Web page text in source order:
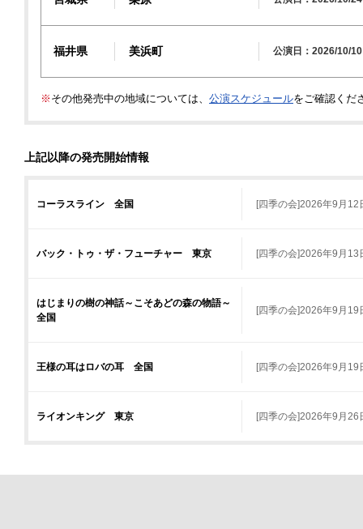
福井県 美浜町 公演日：2026/10/10
※ その他発売中の地域については、 公演スケジュールをご確認くだ
上記以降の発売開始情報
コーラスライン 全国 [四季の会]2026年9月12
バック・トゥ・ザ・フューチャー 東京 [四季の会]2026年9月13
はじまりの樹の神話～こそあどの森の物語～
全国
[四季の会]2026年9月19
王様の耳はロバの耳 全国 [四季の会]2026年9月19
ライオンキング 東京 [四季の会]2026年9月26